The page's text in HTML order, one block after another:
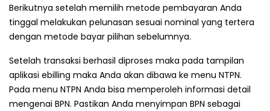
Berikutnya setelah memilih metode pembayaran Anda
tinggal melakukan pelunasan sesuai nominal yang tertera
dengan metode bayar pilihan sebelumnya.
Setelah transaksi berhasil diproses maka pada tampilan
aplikasi ebilling maka Anda akan dibawa ke menu NTPN.
Pada menu NTPN Anda bisa memperoleh informasi detail
mengenai BPN. Pastikan Anda menyimpan BPN sebagai